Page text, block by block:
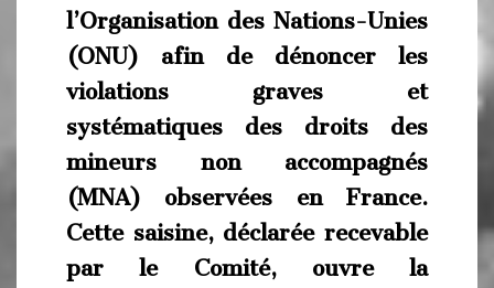
l’Organisation des Nations-Unies
(ONU) afin de dénoncer les
violations graves et
systématiques des droits des
mineurs non accompagnés
(MNA) observées en France.
Cette saisine, déclarée recevable
par le Comité, ouvre la